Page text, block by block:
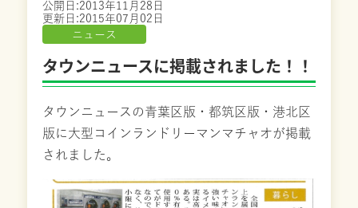
公開日:2013年11月28日
更新日:2015年07月02日
ニュース
タウンニュースに掲載されました！！
タウンニュースの青葉区版・都筑区版・港北区
版に大型コインランドリーマンマチャオが掲載
されました。